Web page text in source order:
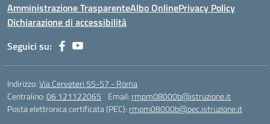
Amministrazione TrasparenteAlbo OnlinePrivacy Policy
Dichiarazione di accessibilità
Seguici su:
Indirizzo:Via Cerveteri 55-57 - Roma
Centralino:06 121122065 Email: rmpm08000b@istruzione.it
Posta elettronica certificata (PEC): rmpm08000b@pec.istruzione.it